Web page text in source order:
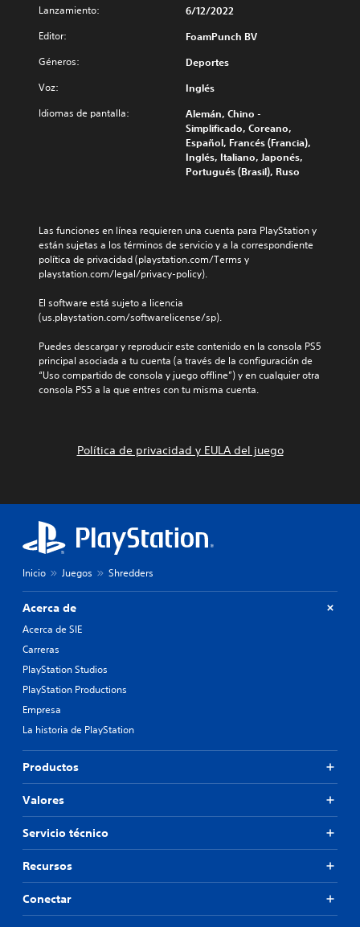
Lanzamiento: 6/12/2022
Editor: FoamPunch BV
Géneros: Deportes
Voz: Inglés
Idiomas de pantalla:
Alemán, Chino -
Simplificado, Coreano,
Español, Francés (Francia),
Inglés, Italiano, Japonés,
Portugués (Brasil), Ruso
Las funciones en línea requieren una cuenta para PlayStation y
están sujetas a los términos de servicio y a la correspondiente
política de privacidad (playstation.com/Terms y
playstation.com/legal/privacy-policy).
El software está sujeto a licencia
(us.playstation.com/softwarelicense/sp).
Puedes descargar y reproducir este contenido en la consola PS5
principal asociada a tu cuenta (a través de la configuración de
“Uso compartido de consola y juego offline”) y en cualquier otra
consola PS5 a la que entres con tu misma cuenta.
Política de privacidad y EULA del juego
Inicio Juegos Shredders
Acerca de
Acerca de SIE
Carreras
PlayStation Studios
PlayStation Productions
Empresa
La historia de PlayStation
Productos
Valores
Servicio técnico
Recursos
Conectar